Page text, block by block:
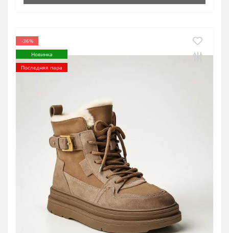
-36%
Новинка
Последняя пара